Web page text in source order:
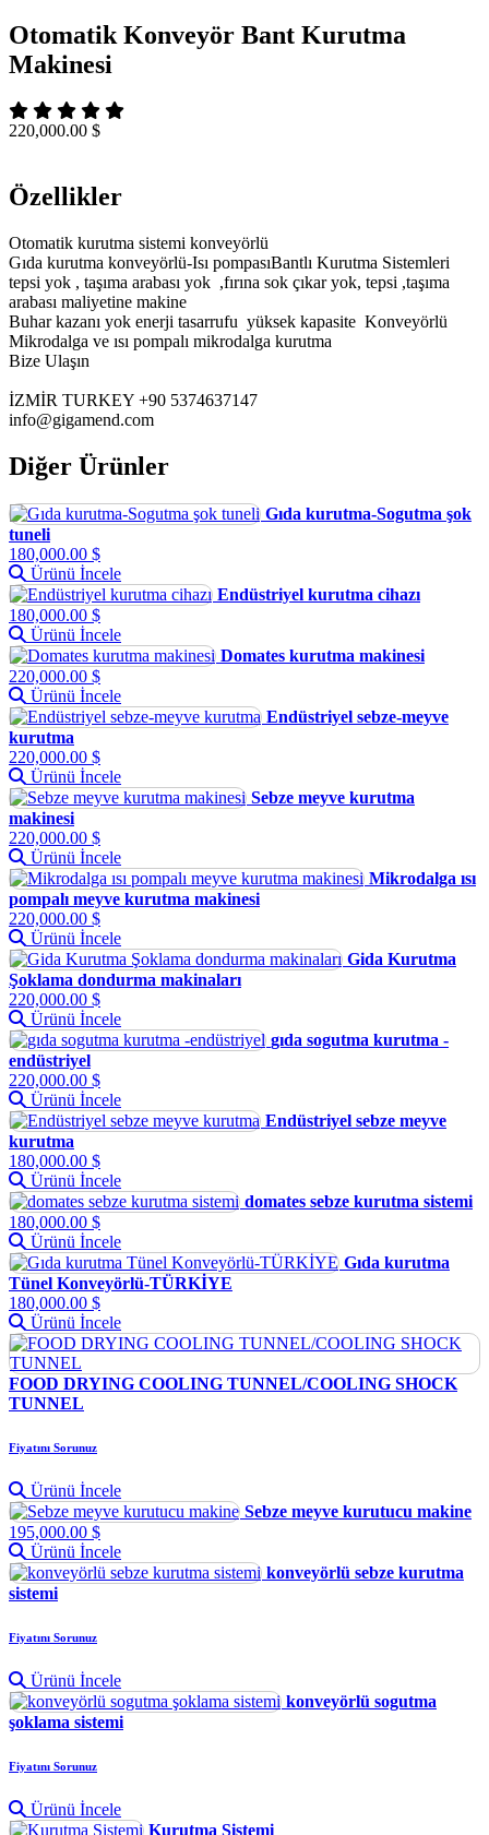
Otomatik Konveyör Bant Kurutma
Makinesi
220,000.00 $
Özellikler
Otomatik kurutma sistemi konveyörlü
Gıda kurutma konveyörlü-Isı pompasıBantlı Kurutma Sistemleri
tepsi yok , taşıma arabası yok ,fırına sok çıkar yok, tepsi ,taşıma
arabası maliyetine makine
Buhar kazanı yok enerji tasarrufu yüksek kapasite Konveyörlü
Mikrodalga ve ısı pompalı mikrodalga kurutma
Bize Ulaşın
İZMİR TURKEY +90 5374637147
info@gigamend.com
Diğer Ürünler
Gıda kurutma-Sogutma şok
tuneli
180,000.00 $
Ürünü İncele
Endüstriyel kurutma cihazı
180,000.00 $
Ürünü İncele
Domates kurutma makinesi
220,000.00 $
Ürünü İncele
Endüstriyel sebze-meyve
kurutma
220,000.00 $
Ürünü İncele
Sebze meyve kurutma
makinesi
220,000.00 $
Ürünü İncele
Mikrodalga ısı
pompalı meyve kurutma makinesi
220,000.00 $
Ürünü İncele
Gida Kurutma
Şoklama dondurma makinaları
220,000.00 $
Ürünü İncele
gıda sogutma kurutma -
endüstriyel
220,000.00 $
Ürünü İncele
Endüstriyel sebze meyve
kurutma
180,000.00 $
Ürünü İncele
domates sebze kurutma sistemi
180,000.00 $
Ürünü İncele
Gıda kurutma
Tünel Konveyörlü-TÜRKİYE
180,000.00 $
Ürünü İncele
FOOD DRYING COOLING TUNNEL/COOLING SHOCK
TUNNEL
Fiyatını Sorunuz
Ürünü İncele
Sebze meyve kurutucu makine
195,000.00 $
Ürünü İncele
konveyörlü sebze kurutma
sistemi
Fiyatını Sorunuz
Ürünü İncele
konveyörlü sogutma
şoklama sistemi
Fiyatını Sorunuz
Ürünü İncele
Kurutma Sistemi